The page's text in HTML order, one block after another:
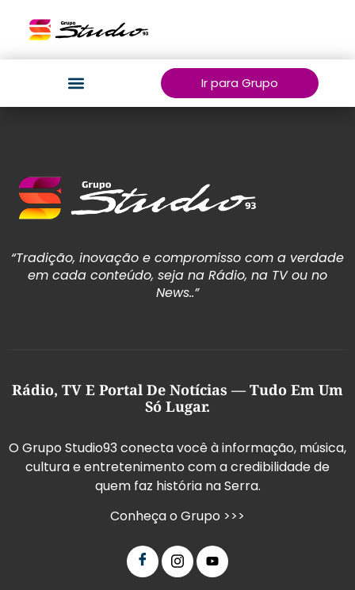
Ir para Grupo
“Tradição, inovação e compromisso com a verdade
em cada conteúdo, seja na Rádio, na TV ou no
News..”
Rádio, TV E Portal De Notícias — Tudo Em Um
Só Lugar.
O Grupo Studio93 conecta você à informação, música,
cultura e entretenimento com a credibilidade de
quem faz história na Serra.
Conheça o Grupo >>>